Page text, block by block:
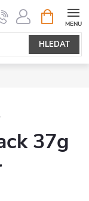
HLEDAT
NÁKUPNÍ
KOŠÍK
37g